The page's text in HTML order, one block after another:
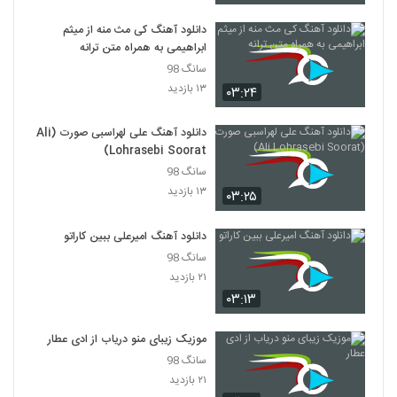
Salar Aghili Darvish
604
دانلود آهنگ جدید و زیبای سالار عقیلی با نام
دلبر عیار
۱,۸۲۱ بازدید
Aghili Sooratgar)
۱,۴۶۷ بازدید
موزیک زیبای عهد کردم از ایوان بند
607
موزیک زیبای ای یار از سینا شعبانخانی
۱,۸۶۹ بازدید
دانلود آهنگ به کی بگم از امیرعلی
۰۳:۲۴
دانلود آهنگ کی مث منه از میثم
ابراهیمی به همراه متن ترانه
سانگ 98
۱۳ بازدید
۰۳:۲۵
دانلود آهنگ علی لهراسبی صورت (Ali
Lohrasebi Soorat)
سانگ 98
۱۳ بازدید
۰۳:۱۳
دانلود آهنگ امیرعلی ببین کاراتو
سانگ 98
۲۱ بازدید
موزیک زیبای منو دریاب از ادی عطار
سانگ 98
۲۱ بازدید